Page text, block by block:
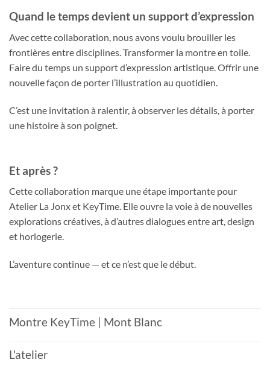
Quand le temps devient un support d’expression
Avec cette collaboration, nous avons voulu brouiller les
frontières entre disciplines. Transformer la montre en toile.
Faire du temps un support d’expression artistique. Offrir une
nouvelle façon de porter l’illustration au quotidien.
C’est une invitation à ralentir, à observer les détails, à porter
une histoire à son poignet.
Et après ?
Cette collaboration marque une étape importante pour
Atelier La Jonx et KeyTime. Elle ouvre la voie à de nouvelles
explorations créatives, à d’autres dialogues entre art, design
et horlogerie.
L’aventure continue — et ce n’est que le début.
Montre KeyTime | Mont Blanc
L'atelier